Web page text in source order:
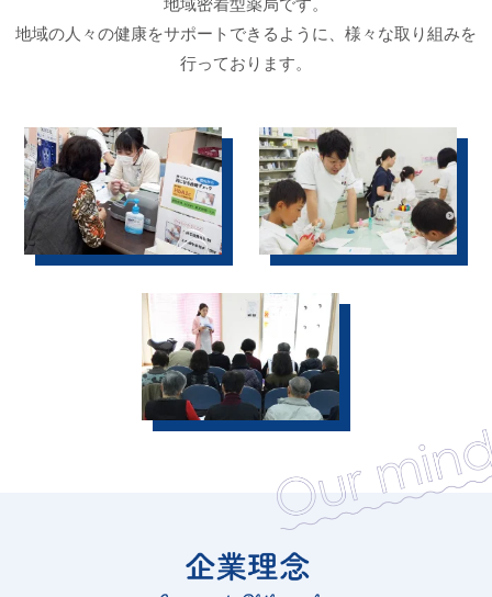
地域の人々の健康をサポートできるように、 様々な取り組みを
行っております。